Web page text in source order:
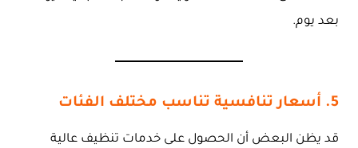
بعد يوم.
5. أسعار تنافسية تناسب مختلف الفئات
قد يظن البعض أن الحصول على خدمات تنظيف عالية